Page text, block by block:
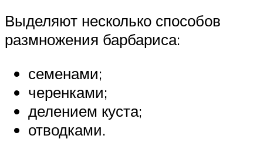
Выделяют несколько способов
размножения барбариса:
семенами;
черенками;
делением куста;
отводками.